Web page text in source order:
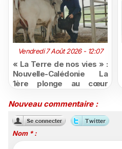
Vendredi 7 Août 2026 - 12:07
« La Terre de nos vies » :
Nouvelle-Calédonie La
1ère plonge au cœur
mutation
Nouveau commentaire :
Nom * :